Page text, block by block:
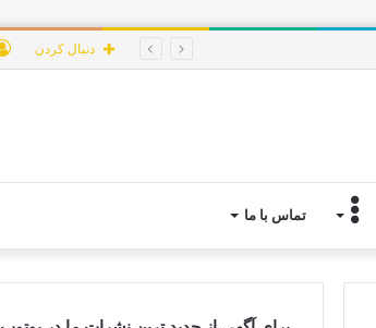
دنبال کردن
تماس با ما